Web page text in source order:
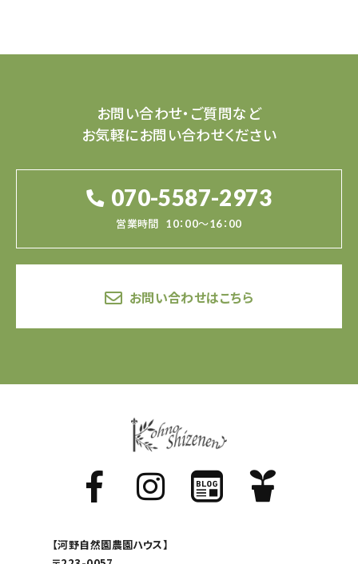
お問い合わせ・ご質問など
お気軽にお問い合わせください
070-5587-2973
営業時間 10：00～16：00
お問い合わせはこちら
【河野自然園農園ハウス】